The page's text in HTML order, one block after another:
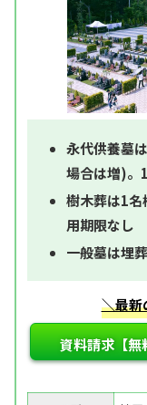
永代供養墓
場合は増)。
樹木葬は1
用期限なし
一般墓は埋
＼最新
資料請求【無